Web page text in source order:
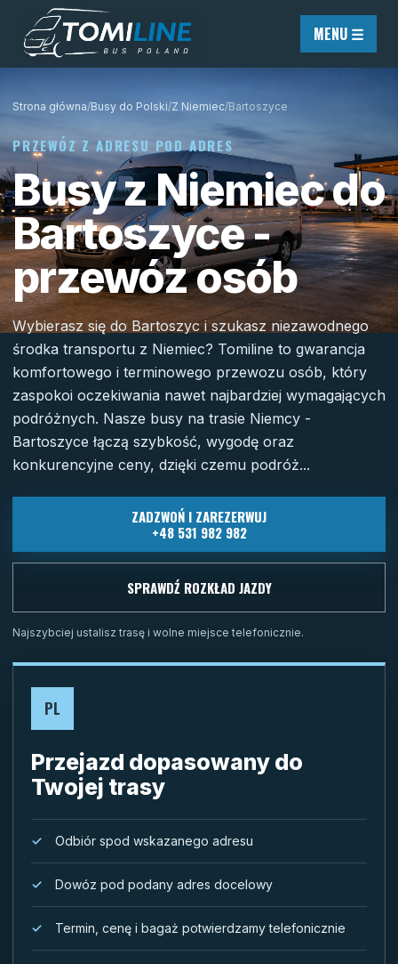
Przejdź do treści
MENU ☰
Strona główna/Busy do Polski/Z Niemiec/Bartoszyce
PRZEWÓZ Z ADRESU POD ADRES
Busy z Niemiec do
Bartoszyce -
przewóz osób
Wybierasz się do Bartoszyc i szukasz niezawodnego
środka transportu z Niemiec? Tomiline to gwarancja
komfortowego i terminowego przewozu osób, który
zaspokoi oczekiwania nawet najbardziej wymagających
podróżnych. Nasze busy na trasie Niemcy -
Bartoszyce łączą szybkość, wygodę oraz
konkurencyjne ceny, dzięki czemu podróż...
ZADZWOŃ I ZAREZERWUJ
+48 531 982 982
SPRAWDŹ ROZKŁAD JAZDY
Najszybciej ustalisz trasę i wolne miejsce telefonicznie.
PL
Przejazd dopasowany do
Twojej trasy
Odbiór spod wskazanego adresu
Dowóz pod podany adres docelowy
Termin, cenę i bagaż potwierdzamy telefonicznie